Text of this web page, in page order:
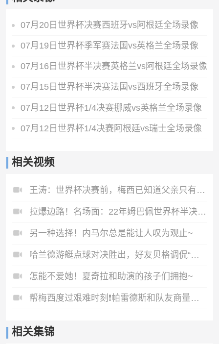
07月20日世界杯决赛西班牙vs阿根廷全场录像
07月19日世界杯季军赛法国vs英格兰全场录像
07月16日世界杯半决赛英格兰vs阿根廷全场录像
07月15日世界杯半决赛法国vs西班牙全场录像
07月12日世界杯1/4决赛挪威vs英格兰全场录像
07月12日世界杯1/4决赛阿根廷vs瑞士全场录像
相关视频
王涛：世界杯决赛前，梅西已知道父亲只有不到1个月的生命了
拉爆边路！名场面：22年姆巴佩世界杯半决赛的统治级表现~
另一种选择！内马尔总是能让人叹为观止~
哈兰德游艇点球对决胜出，好友贝格调侃“谁花钱租游艇谁赢”
怎能不爱她！夏奇拉和助演的孩子们拥抱~
帮梅西度过艰难时刻❗️帕雷德斯和队友商量陪伴梅西左右
相关集锦